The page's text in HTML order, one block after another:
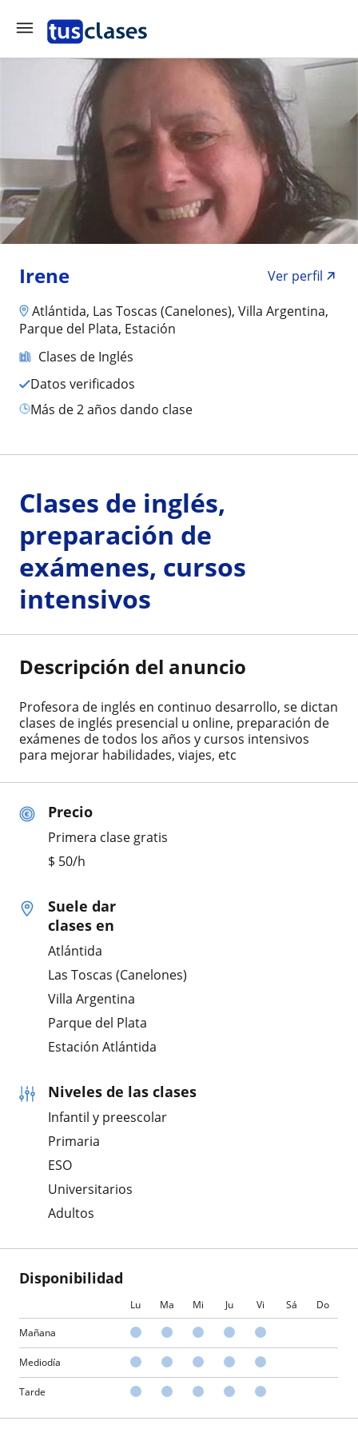
Irene
Ver perfil
Atlántida, Las Toscas (Canelones), Villa Argentina,
Parque del Plata, Estación
Clases de Inglés
Datos verificados
más de 2 años dando clase
Precio
Primera clase gratis
$ 50/h
Suele dar
clases en
Atlántida
Las Toscas (Canelones)
Villa Argentina
Parque del Plata
Estación Atlántida
Niveles de las clases
Infantil y preescolar
Primaria
ESO
Universitarios
Adultos
Disponibilidad
Lu Ma Mi Ju Vi Sá Do
Mañana
Mediodía
Tarde
Clases de inglés,
preparación de
exámenes, cursos
intensivos
Descripción del anuncio
Profesora de inglés en continuo desarrollo, se dictan
clases de inglés presencial u online, preparación de
exámenes de todos los años y cursos intensivos
para mejorar habilidades, viajes, etc